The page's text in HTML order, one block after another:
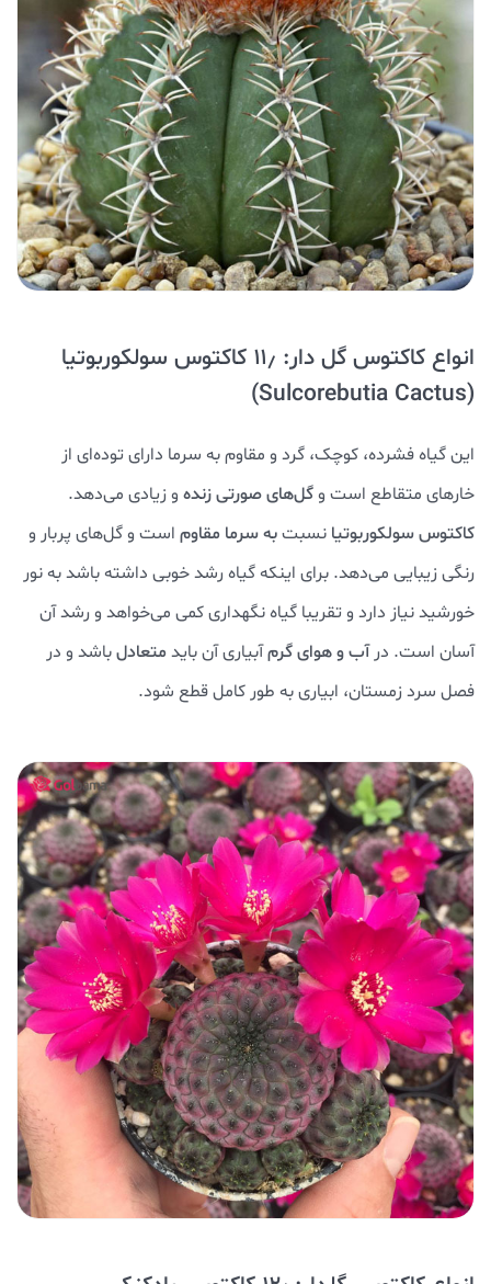
انواع کاکتوس گل دار: ۱۱٫ کاکتوس سولکوربوتیا
(Sulcorebutia Cactus)
این گیاه فشرده، کوچک، گرد و مقاوم به سرما دارای توده‌ای از
خارهای متقاطع است وگل‌های صورتی زنده و زیادی می‌دهد.
کاکتوس سولکوربوتیا نسبتبه سرما مقاوم است و گل‌های پربار و
رنگی زیبایی می‌دهد. برای اینکه گیاه رشد خوبی داشته باشد به نور
خورشید نیاز دارد و تقریبا گیاه نگهداری کمی می‌خواهد و رشد آن
آسان است. درآب و هوای گرمآبیاری آن بایدمتعادلباشد و در
فصل سرد زمستان، ابیاری به طور کامل قطع شود.